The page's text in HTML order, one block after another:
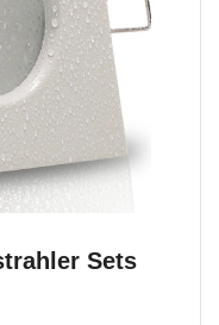
Sets